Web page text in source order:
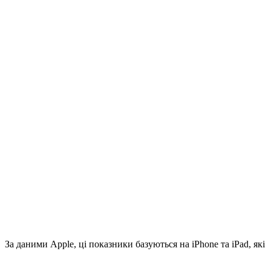
За даними Apple, ці показники базуються на iPhone та iPad, які